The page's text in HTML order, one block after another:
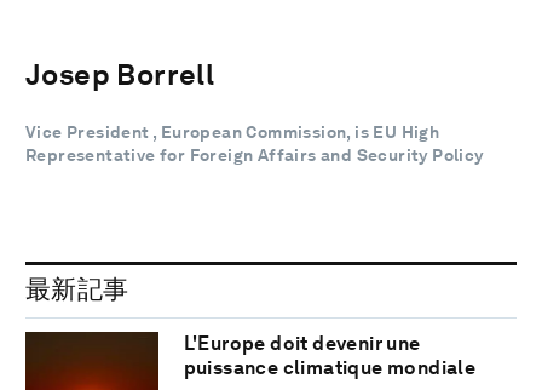
Josep Borrell
Vice President , European Commission, is EU High
Representative for Foreign Affairs and Security Policy
最新記事
L'Europe doit devenir une
puissance climatique mondiale